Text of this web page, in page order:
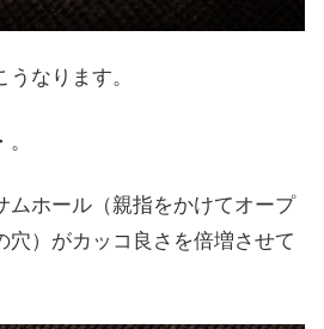
なります。
ムホール（親指をかけてオープ
穴）がカッコ良さを倍増させて